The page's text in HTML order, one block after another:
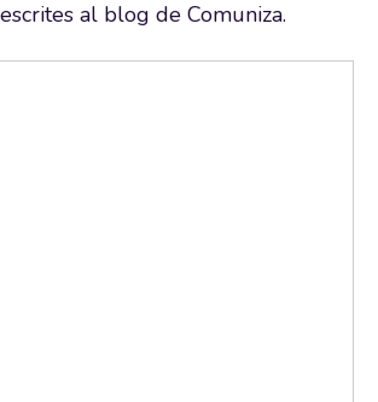
al blog de Comuniza.